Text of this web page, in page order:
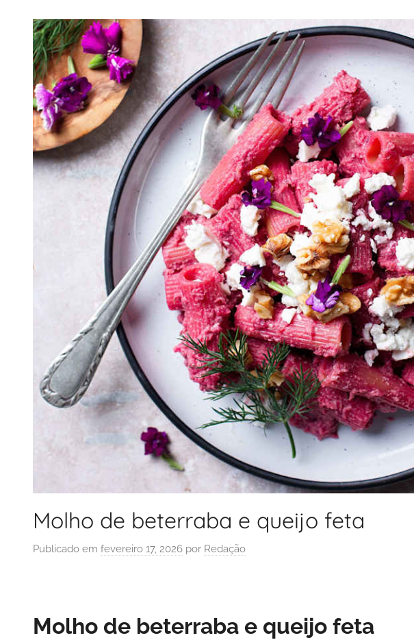
Molho de beterraba e queijo feta
Publicado em fevereiro 17, 2026 por Redação
Molho de beterraba e queijo feta